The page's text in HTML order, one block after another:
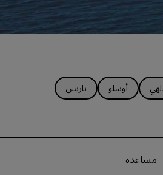
أوسلو
باريس
مساعدة